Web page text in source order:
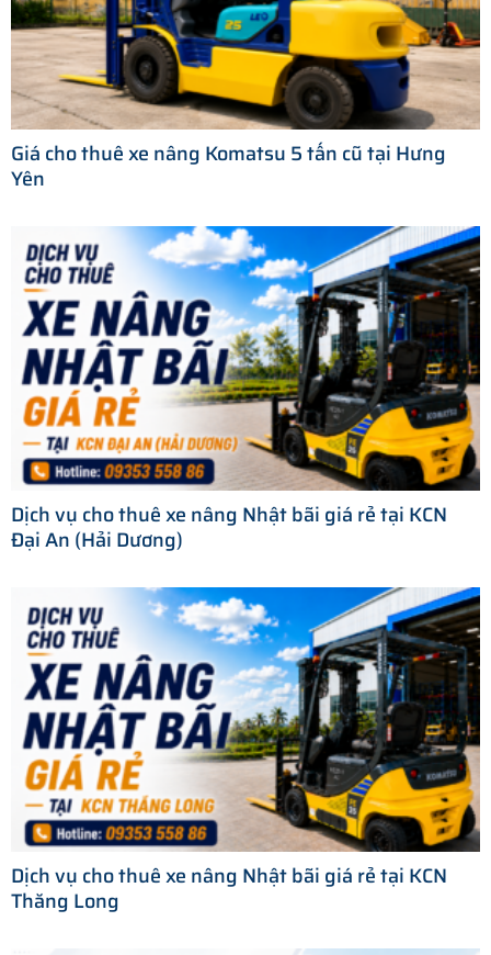
Giá cho thuê xe nâng Komatsu 5 tấn cũ tại Hưng
Yên
Dịch vụ cho thuê xe nâng Nhật bãi giá rẻ tại KCN
Đại An (Hải Dương)
Dịch vụ cho thuê xe nâng Nhật bãi giá rẻ tại KCN
Thăng Long